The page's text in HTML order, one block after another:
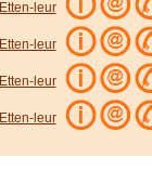
Etten-leur
Etten-leur
Etten-leur
Etten-leur